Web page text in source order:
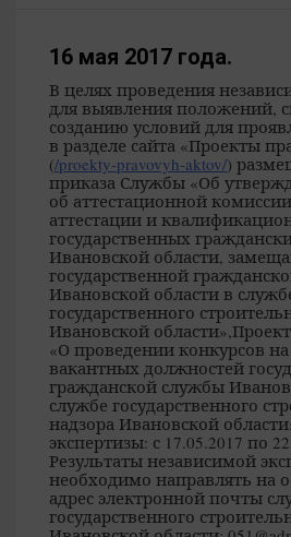
16 мая 2017 года.
В целях проведения
для выявления положений,
созданию условий для
в разделе сайта «Проекты
(/proekty-pravovyh-aktov/)
приказа Службы «Об
об аттестационной
аттестации и
государственных
Ивановской области,
государственной
Ивановской области в
государственного
Ивановской области»,
«О проведении конкурсов
вакантных должностей
гражданской службы
службе государственного
надзора Ивановской
экспертизы: с 17.05.2017 по
Результаты независимой
необходимо направлять на
адрес электронной почты
государственного